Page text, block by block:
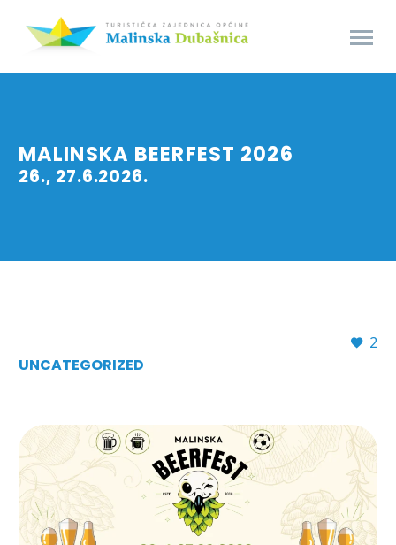
MALINSKA BEERFEST 2026
26., 27.6.2026.
2
UNCATEGORIZED